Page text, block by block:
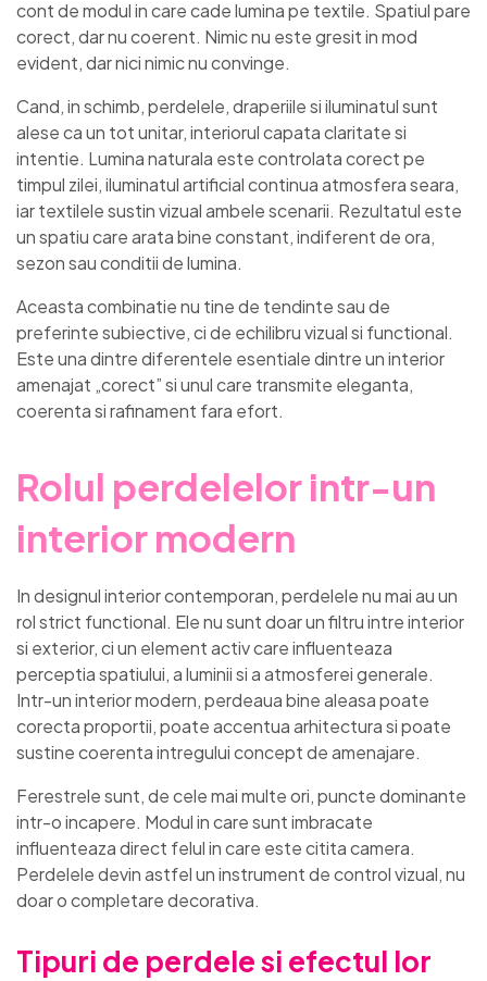
cont de modul in care cade lumina pe textile. Spatiul pare
corect, dar nu coerent. Nimic nu este gresit in mod
evident, dar nici nimic nu convinge.
Cand, in schimb, perdelele, draperiile si iluminatul sunt
alese ca un tot unitar, interiorul capata claritate si
intentie. Lumina naturala este controlata corect pe
timpul zilei, iluminatul artificial continua atmosfera seara,
iar textilele sustin vizual ambele scenarii. Rezultatul este
un spatiu care arata bine constant, indiferent de ora,
sezon sau conditii de lumina.
Aceasta combinatie nu tine de tendinte sau de
preferinte subiective, ci de echilibru vizual si functional.
Este una dintre diferentele esentiale dintre un interior
amenajat „corect” si unul care transmite eleganta,
coerenta si rafinament fara efort.
Rolul perdelelor intr-un
interior modern
In designul interior contemporan, perdelele nu mai au un
rol strict functional. Ele nu sunt doar un filtru intre interior
si exterior, ci un element activ care influenteaza
perceptia spatiului, a luminii si a atmosferei generale.
Intr-un interior modern, perdeaua bine aleasa poate
corecta proportii, poate accentua arhitectura si poate
sustine coerenta intregului concept de amenajare.
Ferestrele sunt, de cele mai multe ori, puncte dominante
intr-o incapere. Modul in care sunt imbracate
influenteaza direct felul in care este citita camera.
Perdelele devin astfel un instrument de control vizual, nu
doar o completare decorativa.
Tipuri de perdele si efectul lor